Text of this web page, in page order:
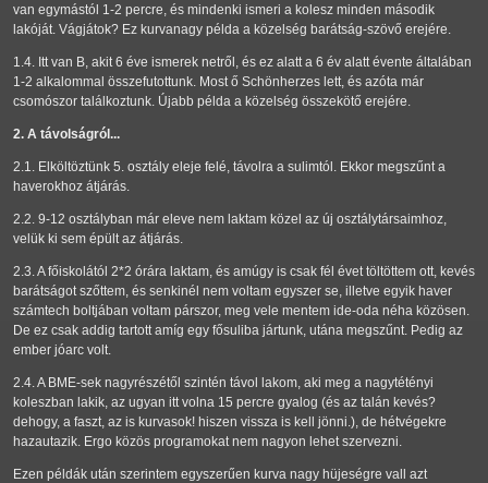
van egymástól 1-2 percre, és mindenki ismeri a kolesz minden második
lakóját. Vágjátok? Ez kurvanagy példa a közelség barátság-szövő erejére.
1.4. Itt van B, akit 6 éve ismerek netről, és ez alatt a 6 év alatt évente általában
1-2 alkalommal összefutottunk. Most ő Schönherzes lett, és azóta már
csomószor találkoztunk. Újabb példa a közelség összekötő erejére.
2. A távolságról...
2.1. Elköltöztünk 5. osztály eleje felé, távolra a sulimtól. Ekkor megszűnt a
haverokhoz átjárás.
2.2. 9-12 osztályban már eleve nem laktam közel az új osztálytársaimhoz,
velük ki sem épült az átjárás.
2.3. A főiskolától 2*2 órára laktam, és amúgy is csak fél évet töltöttem ott, kevés
barátságot szőttem, és senkinél nem voltam egyszer se, illetve egyik haver
számtech boltjában voltam párszor, meg vele mentem ide-oda néha közösen.
De ez csak addig tartott amíg egy fősuliba jártunk, utána megszűnt. Pedig az
ember jóarc volt.
2.4. A BME-sek nagyrészétől szintén távol lakom, aki meg a nagytétényi
koleszban lakik, az ugyan itt volna 15 percre gyalog (és az talán kevés?
dehogy, a faszt, az is kurvasok! hiszen vissza is kell jönni.), de hétvégekre
hazautazik. Ergo közös programokat nem nagyon lehet szervezni.
Ezen példák után szerintem egyszerűen kurva nagy hüjeségre vall azt